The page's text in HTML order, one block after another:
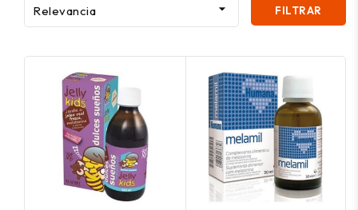
Relevancia  FILTRAR